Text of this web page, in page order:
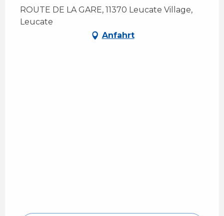
ROUTE DE LA GARE, 11370 Leucate Village,
Leucate
Anfahrt